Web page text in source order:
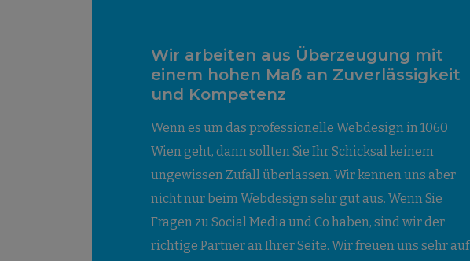
Wir arbeiten aus Überzeugung mit
einem hohen Maß an Zuverlässigkeit
und Kompetenz
Wenn es um das professionelle Webdesign in 1060
Wien geht, dann sollten Sie Ihr Schicksal keinem
ungewissen Zufall überlassen. Wir kennen uns aber
nicht nur beim Webdesign sehr gut aus. Wenn Sie
Fragen zu Social Media und Co haben, sind wir der
richtige Partner an Ihrer Seite. Wir freuen uns sehr auf